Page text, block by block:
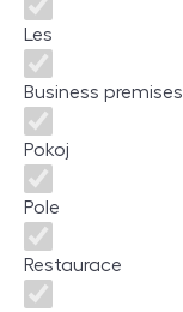
Les
Business premises
Pokoj
Pole
Restaurace